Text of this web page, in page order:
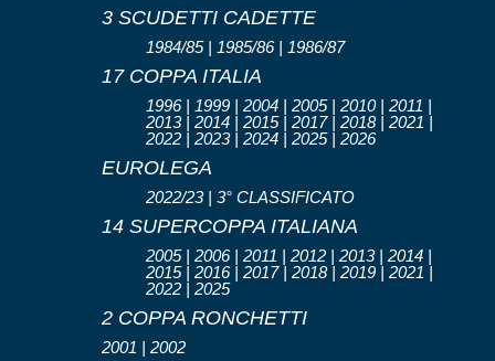
3 SCUDETTI CADETTE
1984/85 | 1985/86 | 1986/87
17 COPPA ITALIA
1996 | 1999 | 2004 | 2005 | 2010 | 2011 |
2013 | 2014 | 2015 | 2017 | 2018 | 2021 |
2022 | 2023 | 2024 | 2025 | 2026
EUROLEGA
2022/23 | 3° CLASSIFICATO
14 SUPERCOPPA ITALIANA
2005 | 2006 | 2011 | 2012 | 2013 | 2014 |
2015 | 2016 | 2017 | 2018 | 2019 | 2021 |
2022 | 2025
2 COPPA RONCHETTI
2001 | 2002